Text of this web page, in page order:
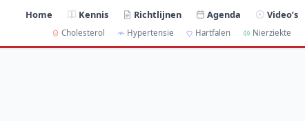
Home Kennis Richtlijnen Agenda Video’s
Cholesterol Hypertensie Hartfalen Nierziekte